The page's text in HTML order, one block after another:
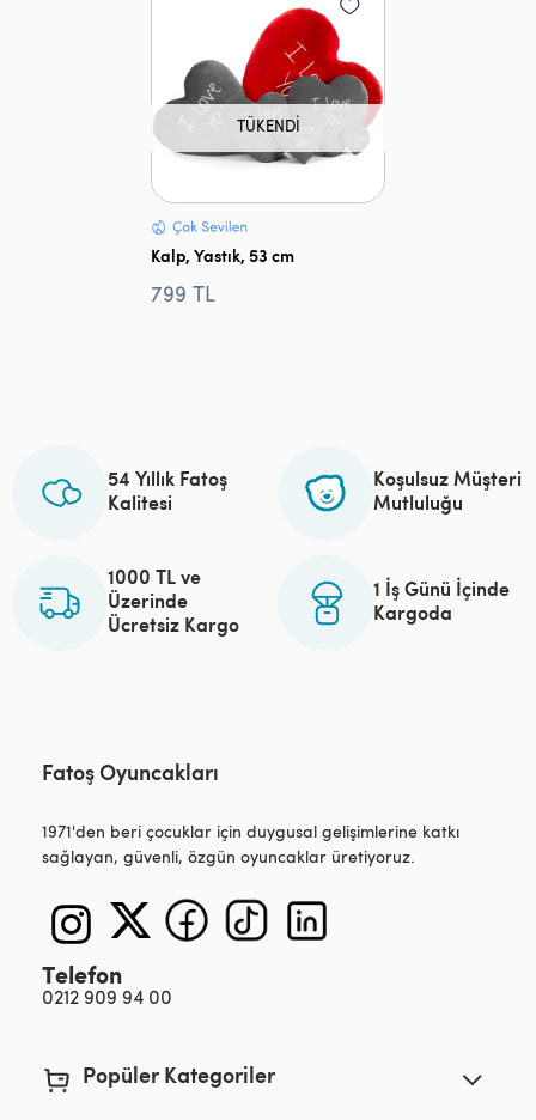
TÜKENDI
Kalp, Yastık, 53 cm
799 TL
54 Yıllık Fatoş
Kalitesi
Koşulsuz Müşteri
Mutluluğu
1000 TL ve
Üzerinde
Ücretsiz Kargo
1 İş Günü İçinde
Kargoda
Fatoş Oyuncakları
1971'den beri çocuklar için duygusal gelişimlerine katkı
sağlayan, güvenli, özgün oyuncaklar üretiyoruz.
Telefon
0212 909 94 00
Popüler Kategoriler